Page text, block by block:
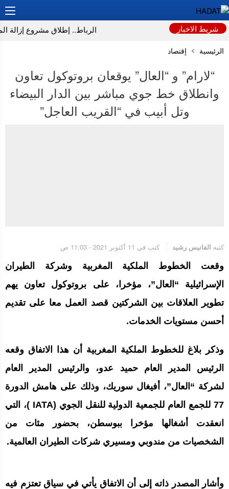
شريط الاخبار الرباط.. إطلاق مشروع إزالة
الرئيسية إقتصاد
“لارام” و “العال” يوقعان بروتوكول تعاون
وانطلاق خط جوي مباشر بين الدار البيضاء
وتل أبيب في “القريب العاجل”
كتبه الفانيس رشيد كتب في 11 أكتوبر 2021 - 11:03 ص
وقعت الخطوط الملكية المغربية وشركة الطيران
الإسرائيلية “العال”، مؤخرا، على بروتوكول تعاون يهم
تطوير العلاقات بين الشركتين قصد العمل معا على تقديم
أحسن مستويات الخدمات.
وذكر بلاغ للخطوط الملكية المغربية أن هذا الاتفاق وقعه
الرئيس المدير العام حميد عدو، والرئيس المدير العام
لشركة “العال”، أفيغال سوريك، وذلك على هامش الدورة
77 للجمع العام للجمعية الدولية للنقل الجوي (IATA )، التي
انعقدت أشغالها مؤخرا ببوسطن، بحضور مئات من
الشخصيات من مندوبي ومسيري شركات الطيران العالمية.
وأشار المصدر ذاته إلى أن الاتفاق يأتي في سياق تعتزم فيه